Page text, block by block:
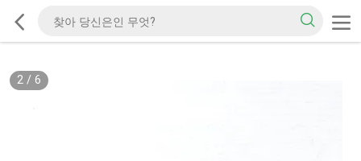
2/ 6